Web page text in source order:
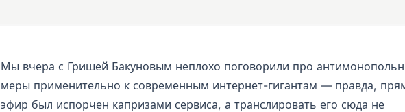
Мы вчера с Гришей Бакуновым неплохо поговорили про
меры применительно к современным интернет-гигантам — правда,
эфир был испорчен капризами сервиса, а транслировать его сюда не